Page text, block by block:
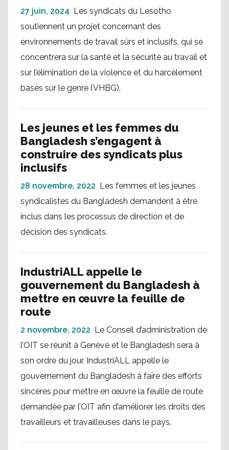
27 juin, 2024 Les syndicats du Lesotho
soutiennent un projet concernant des
environnements de travail sûrs et inclusifs, qui se
concentrera sur la santé et la sécurité au travail et
sur l’élimination de la violence et du harcèlement
basés sur le genre (VHBG).
Les jeunes et les femmes du
Bangladesh s’engagent à
construire des syndicats plus
inclusifs
28 novembre, 2022 Les femmes et les jeunes
syndicalistes du Bangladesh demandent à être
inclus dans les processus de direction et de
décision des syndicats.
IndustriALL appelle le
gouvernement du Bangladesh à
mettre en œuvre la feuille de
route
2 novembre, 2022 Le Conseil d’administration de
l’OIT se réunit à Genève et le Bangladesh sera à
son ordre du jour. IndustriALL appelle le
gouvernement du Bangladesh à faire des efforts
sincères pour mettre en œuvre la feuille de route
demandée par l’OIT afin d’améliorer les droits des
travailleurs et travailleuses dans le pays.